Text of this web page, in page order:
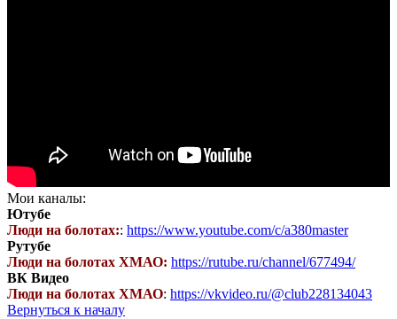
Мои каналы:
Ютубе
Люди на болотах:: https://www.youtube.com/c/a380master
Рутубе
Люди на болотах ХМАО: https://rutube.ru/channel/677494/
ВК Видео
Люди на болотах ХМАО: https://vkvideo.ru/@club228134043
Вернуться к началу